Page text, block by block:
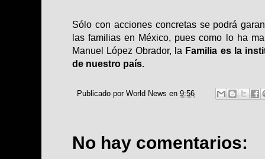
Sólo con acciones concretas se podrá
las familias en México, pues como lo ha
Manuel López Obrador, la Familia es la
de nuestro país.
Publicado por World News en 9:56
No hay comentarios: